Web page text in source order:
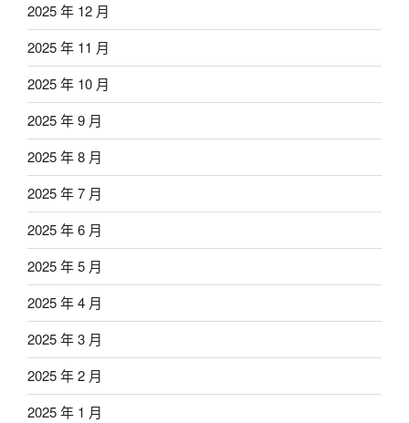
2025 年 12 月
2025 年 11 月
2025 年 10 月
2025 年 9 月
2025 年 8 月
2025 年 7 月
2025 年 6 月
2025 年 5 月
2025 年 4 月
2025 年 3 月
2025 年 2 月
2025 年 1 月